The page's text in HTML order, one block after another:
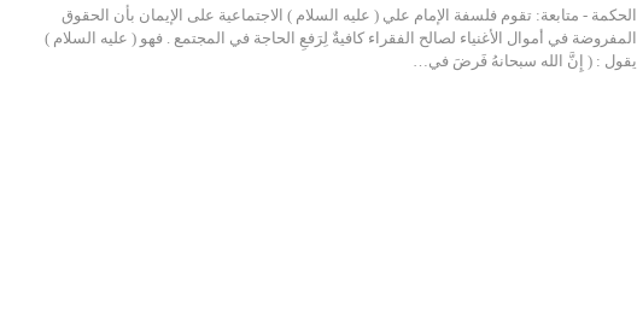
الحكمة - متابعة: تقوم فلسفة الإمام علي ( عليه السلام ) الاجتماعية على الإيمان بأن الحقوق
المفروضة في أموال الأغنياء لصالح الفقراء كافيةٌ لِرَفعِ الحاجة في المجتمع . فهو ( عليه السلام )
يقول : ( إِنَّ الله سبحانهُ فَرضَ في…